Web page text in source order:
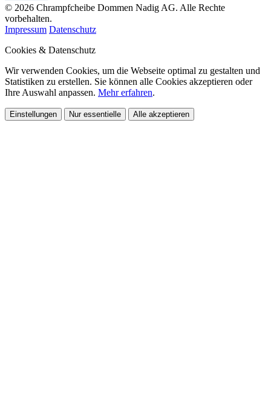
© 2026 Chrampfcheibe Dommen Nadig AG. Alle Rechte
vorbehalten.
Impressum Datenschutz
Cookies & Datenschutz
Wir verwenden Cookies, um die Webseite optimal zu gestalten und
Statistiken zu erstellen. Sie können alle Cookies akzeptieren oder
Ihre Auswahl anpassen. Mehr erfahren.
Einstellungen Nur essentielle Alle akzeptieren